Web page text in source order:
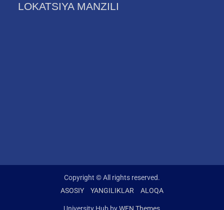
LOKATSIYA MANZILI
Copyright © All rights reserved.
ASOSIY
YANGILIKLAR ALOQA